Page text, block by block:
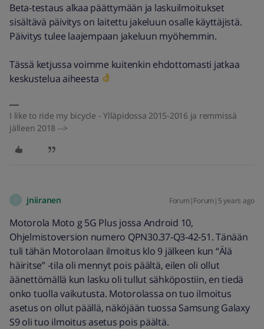
Beta-testaus alkaa päättymään ja laskuilmoitukset
sisältävä päivitys on laitettu jakeluun osalle käyttäjistä.
Päivitys tulee laajempaan jakeluun myöhemmin.
Tässä ketjussa voimme kuitenkin ehdottomasti jatkaa
keskustelua aiheesta
I like to ride my bicycle - Ylläpidossa 2015-2016 ja remmissä
jälleen 2018 -->
jniiranen Forum|Forum|5 years ago
Motorola Moto g 5G Plus jossa Android 10,
Ohjelmistoversion numero QPN30.37-Q3-42-51. Tänään
tuli tähän Motorolaan ilmoitus klo 9 jälkeen kun “Älä
häiritse” -tila oli mennyt pois päältä, eilen oli ollut
äänettömällä kun lasku oli tullut sähköpostiin, en tiedä
onko tuolla vaikutusta. Motorolassa on tuo ilmoitus
asetus on ollut päällä, näköjään tuossa Samsung Galaxy
S9 oli tuo ilmoitus asetus pois päältä.